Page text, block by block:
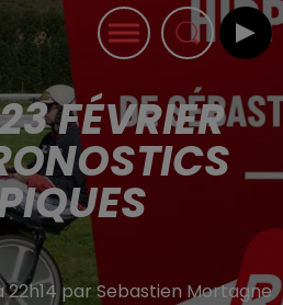
FÉVRIER
22h14 par Sebastien Mortagne